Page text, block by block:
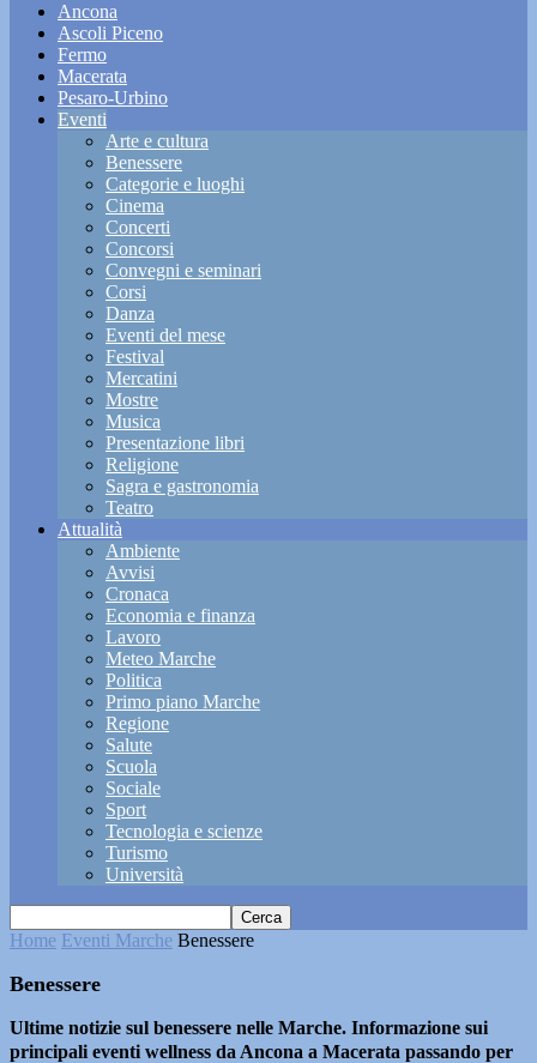
Ancona
Ascoli Piceno
Fermo
Macerata
Pesaro-Urbino
Eventi
Arte e cultura
Benessere
Categorie e luoghi
Cinema
Concerti
Concorsi
Convegni e seminari
Corsi
Danza
Eventi del mese
Festival
Mercatini
Mostre
Musica
Presentazione libri
Religione
Sagra e gastronomia
Teatro
Attualità
Ambiente
Avvisi
Cronaca
Economia e finanza
Lavoro
Meteo Marche
Politica
Primo piano Marche
Regione
Salute
Scuola
Sociale
Sport
Tecnologia e scienze
Turismo
Università
Home Eventi Marche Benessere
Benessere
Ultime notizie sul benessere nelle Marche. Informazione sui
principali eventi wellness da Ancona a Macerata passando per